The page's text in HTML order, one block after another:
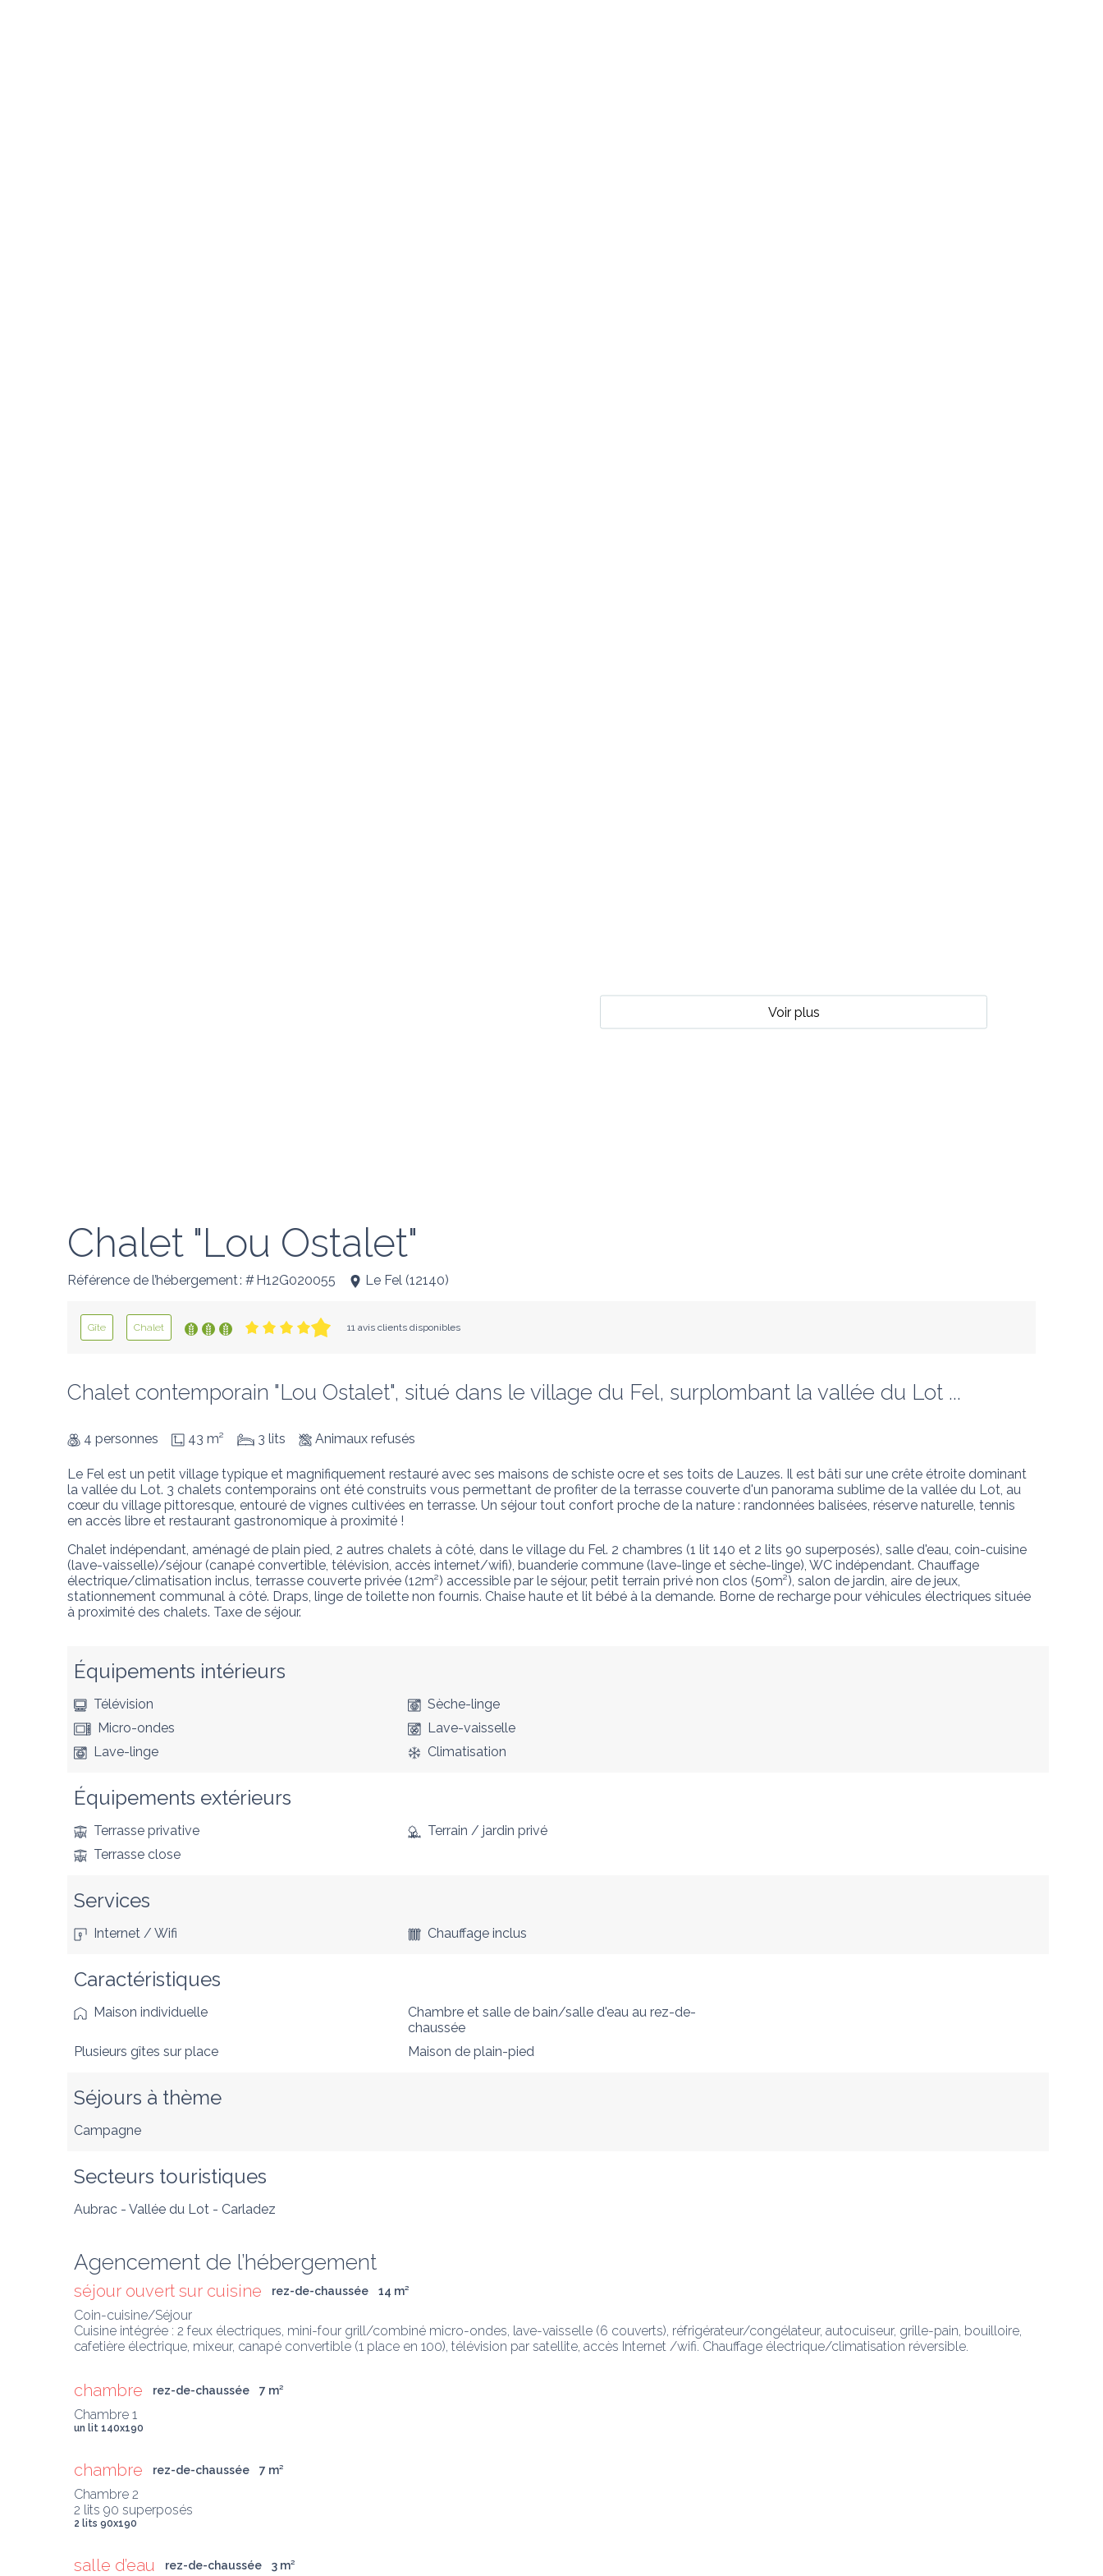
Voir plus
Chalet "Lou Ostalet"
Référence de l’hébergement : # H12G020055 Le Fel (12140)
Gîte Chalet 11 avis clients disponibles
Chalet contemporain "Lou Ostalet", situé dans le village du Fel, surplombant la vallée du Lot ...
4 personnes 43 m² 3 lits Animaux refusés
Le Fel est un petit village typique et magnifiquement restauré avec ses maisons de schiste ocre et ses toits de Lauzes. Il est bâti sur une crête étroite dominant
la vallée du Lot. 3 chalets contemporains ont été construits vous permettant de profiter de la terrasse couverte d'un panorama sublime de la vallée du Lot, au
cœur du village pittoresque, entouré de vignes cultivées en terrasse. Un séjour tout confort proche de la nature : randonnées balisées, réserve naturelle, tennis
en accès libre et restaurant gastronomique à proximité !
Chalet indépendant, aménagé de plain pied, 2 autres chalets à côté, dans le village du Fel. 2 chambres (1 lit 140 et 2 lits 90 superposés), salle d'eau, coin-cuisine
(lave-vaisselle)/séjour (canapé convertible, télévision, accès internet/wifi), buanderie commune (lave-linge et sèche-linge), WC indépendant. Chauffage
électrique/climatisation inclus, terrasse couverte privée (12m²) accessible par le séjour, petit terrain privé non clos (50m²), salon de jardin, aire de jeux,
stationnement communal à côté. Draps, linge de toilette non fournis. Chaise haute et lit bébé à la demande. Borne de recharge pour véhicules électriques située
à proximité des chalets. Taxe de séjour.
Équipements intérieurs
Télévision
Sèche-linge
Micro-ondes
Lave-vaisselle
Lave-linge
Climatisation
Équipements extérieurs
Terrasse privative
Terrain / jardin privé
Terrasse close
Services
Internet / Wifi Chauffage inclus
Caractéristiques
Maison individuelle
Chambre et salle de bain/salle d'eau au rez-de-
chaussée
Plusieurs gîtes sur place
Maison de plain-pied
Séjours à thème
Campagne
Secteurs touristiques
Aubrac - Vallée du Lot - Carladez
Agencement de l’hébergement
séjour ouvert sur cuisine rez-de-chaussée 14 m²
Coin-cuisine/Séjour
Cuisine intégrée : 2 feux électriques, mini-four grill/combiné micro-ondes, lave-vaisselle (6 couverts), réfrigérateur/congélateur, autocuiseur, grille-pain, bouilloire,
cafetière électrique, mixeur, canapé convertible (1 place en 100), télévision par satellite, accès Internet /wifi. Chauffage électrique/climatisation réversible.
chambre rez-de-chaussée 7 m²
un lit 140x190
chambre rez-de-chaussée 7 m²
Chambre 2
2 lits 90 superposés
2 lits 90x190
salle d’eau rez-de-chaussée 3 m²